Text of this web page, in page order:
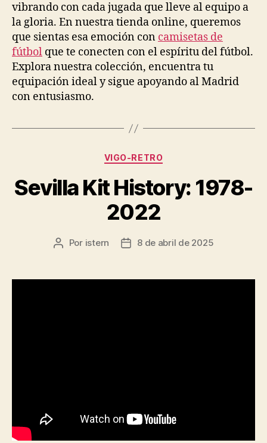
vibrando con cada jugada que lleve al equipo a
la gloria. En nuestra tienda online, queremos
que sientas esa emoción con camisetas de
fútbol que te conecten con el espíritu del fútbol.
Explora nuestra colección, encuentra tu
equipación ideal y sigue apoyando al Madrid
con entusiasmo.
Categorías
VIGO-RETRO
Sevilla Kit History: 1978-
2022
Autor
entrada
Por istern
Fecha
entrada
8 de abril de 2025